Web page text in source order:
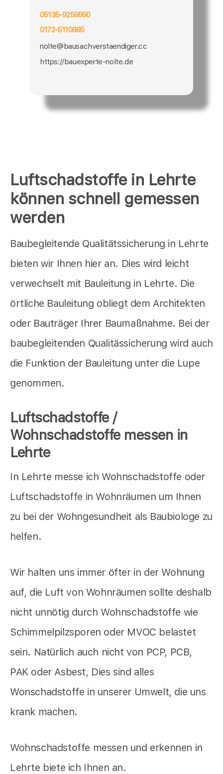
Luftschadstoffe in Lehrte
können schnell gemessen
werden
Baubegleitende Qualitätssicherung in Lehrte
bieten wir Ihnen hier an. Dies wird leicht
verwechselt mit Bauleitung in Lehrte. Die
örtliche Bauleitung obliegt dem Architekten
oder Bauträger Ihrer Baumaßnahme. Bei der
baubegleitenden Qualitässicherung wird auch
die Funktion der Bauleitung unter die Lupe
genommen.
Luftschadstoffe /
Wohnschadstoffe messen in
Lehrte
In Lehrte messe ich Wohnschadstoffe oder
Luftschadstoffe in Wohnräumen um Ihnen
zu bei der Wohngesundheit als Baubiologe zu
helfen.
Wir halten uns immer öfter in der Wohnung
auf, die Luft von Wohnräumen sollte deshalb
nicht unnötig durch Wohnschadstoffe wie
Schimmelpilzsporen oder MVOC belastet
sein. Natürlich auch nicht von PCP, PCB,
PAK oder Asbest, Dies sind alles
Wonschadstoffe in unserer Umwelt, die uns
krank machen.
Wohnschadstoffe messen und erkennen in
Lehrte biete ich Ihnen an.
05135-9259990
0172-5110885
nolte@bausachverstaendiger.cc
https://bauexperte-nolte.de